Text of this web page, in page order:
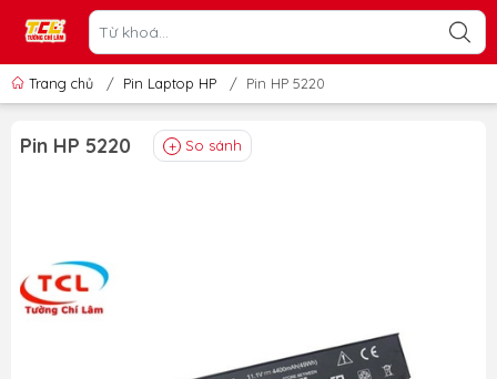
Trang chủ / Pin Laptop HP / Pin HP 5220
Pin HP 5220 So sánh